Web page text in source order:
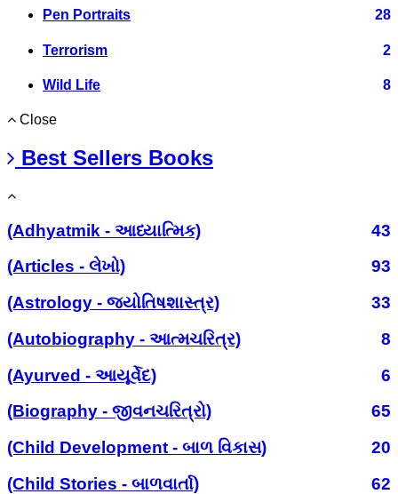
Pen Portraits 28
Terrorism 2
Wild Life 8
Close
Best Sellers Books
(Adhyatmik - આધ્યાત્મિક)
43
(Articles - લેખો)
93
(Astrology - જ્યોતિષશાસ્ત્ર)
33
(Autobiography - આત્મચરિત્ર)
8
(Ayurved - આયૂર્વેદ)
6
(Biography - જીવનચરિત્રો)
65
(Child Development - બાળ વિકાસ)
20
(Child Stories - બાળવાર્તા)
62